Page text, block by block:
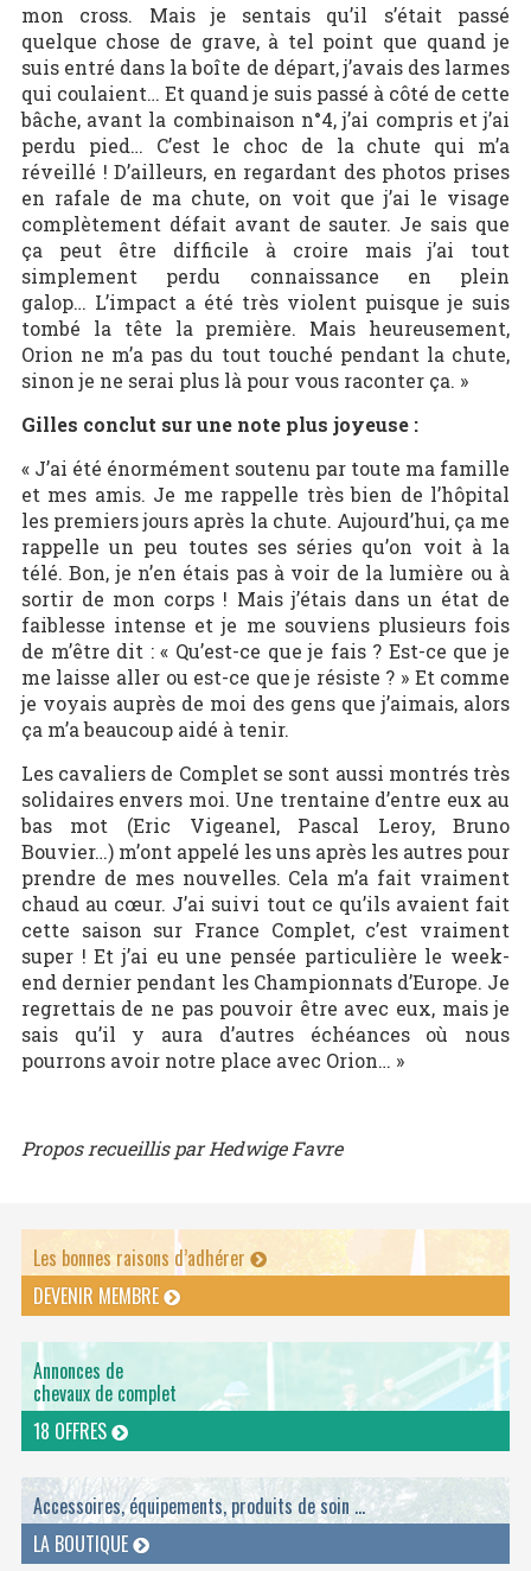
mon cross. Mais je sentais qu’il s’était passé
quelque chose de grave, à tel point que quand je
suis entré dans la boîte de départ, j’avais des larmes
qui coulaient… Et quand je suis passé à côté de cette
bâche, avant la combinaison n°4, j’ai compris et j’ai
perdu pied… C’est le choc de la chute qui m’a
réveillé ! D’ailleurs, en regardant des photos prises
en rafale de ma chute, on voit que j’ai le visage
complètement défait avant de sauter. Je sais que
ça peut être difficile à croire mais j’ai tout
simplement perdu connaissance en plein
galop… L’impact a été très violent puisque je suis
tombé la tête la première. Mais heureusement,
Orion ne m’a pas du tout touché pendant la chute,
sinon je ne serai plus là pour vous raconter ça. »
Gilles conclut sur une note plus joyeuse :
« J’ai été énormément soutenu par toute ma famille
et mes amis. Je me rappelle très bien de l’hôpital
les premiers jours après la chute. Aujourd’hui, ça me
rappelle un peu toutes ses séries qu’on voit à la
télé. Bon, je n’en étais pas à voir de la lumière ou à
sortir de mon corps ! Mais j’étais dans un état de
faiblesse intense et je me souviens plusieurs fois
de m’être dit : « Qu’est-ce que je fais ? Est-ce que je
me laisse aller ou est-ce que je résiste ? » Et comme
je voyais auprès de moi des gens que j’aimais, alors
ça m’a beaucoup aidé à tenir.
Les cavaliers de Complet se sont aussi montrés très
solidaires envers moi. Une trentaine d’entre eux au
bas mot (Eric Vigeanel, Pascal Leroy, Bruno
Bouvier…) m’ont appelé les uns après les autres pour
prendre de mes nouvelles. Cela m’a fait vraiment
chaud au cœur. J’ai suivi tout ce qu’ils avaient fait
cette saison sur France Complet, c’est vraiment
super ! Et j’ai eu une pensée particulière le week-
end dernier pendant les Championnats d’Europe. Je
regrettais de ne pas pouvoir être avec eux, mais je
sais qu’il y aura d’autres échéances où nous
pourrons avoir notre place avec Orion… »
Propos recueillis par Hedwige Favre
Les bonnes raisons d’adhérer
DEVENIR MEMBRE
Annonces de
chevaux de complet
18 OFFRES
Accessoires, équipements, produits de soin ...
LA BOUTIQUE